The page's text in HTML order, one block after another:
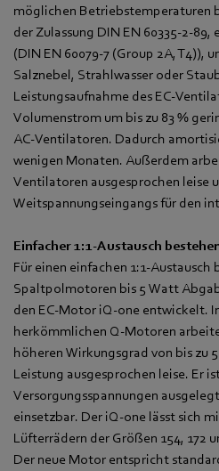
möglichen Betriebstemperaturen
der Zulassung DIN EN 60335-2-
(DIN EN 60079-7 (Group 2A, T4)),
Salznebel, Strahlwasser oder
Leistungsaufnahme des EC-
Volumenstrom um bis zu 83 %
AC-Ventilatoren. Dadurch
wenigen Monaten. Außerdem
Ventilatoren ausgesprochen leise
Weitspannungseingangs für den
Einfacher 1:1-Austausch
Für einen einfachen 1:1-Austausch
Spaltpolmotoren bis 5 Watt
den EC-Motor iQ-one entwickelt.
herkömmlichen Q-Motoren
höheren Wirkungsgrad von bis zu
Leistung ausgesprochen leise. Er
Versorgungsspannungen
einsetzbar. Der iQ-one lässt sich
Lüfterrädern der Größen 154, 172
Der neue Motor entspricht